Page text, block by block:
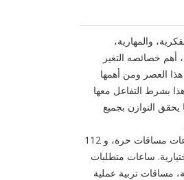
والمهارية،
أهم خصائصه ‏التغير
العصر ‏ومن أهمها
‏بشرط التفاعل معها
يحقق التوازن بجميع
البرنامج يتكون من 124 ساعة، منها 18 ساعة متطلبات جامعة، 4 ساعات مساقات ‏حرة، و 112
إلى 96 ساعة اجبارية و 6 ساعات ‏اختيارية. ساعات متطلبات
مساقات تربية عملية